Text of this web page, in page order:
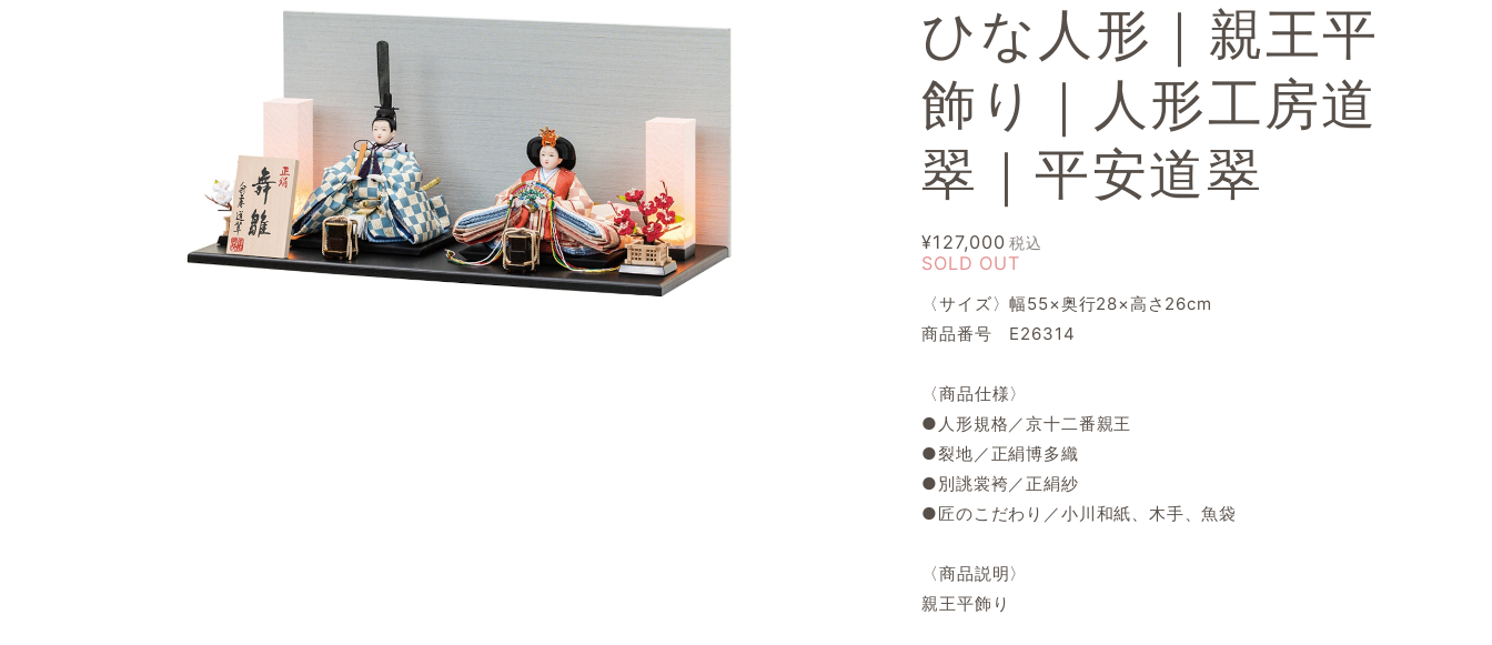
ひな人形｜親王平
飾り｜人形工房道
翠｜平安道翠
¥127,000 税込
SOLD OUT
〈サイズ〉幅55×奥行28×高さ26cm
商品番号 E26314
〈商品仕様〉
●人形規格／京十二番親王
●裂地／正絹博多織
●別誂裳袴／正絹紗
●匠のこだわり／小川和紙、木手、魚袋
〈商品説明〉
親王平飾り